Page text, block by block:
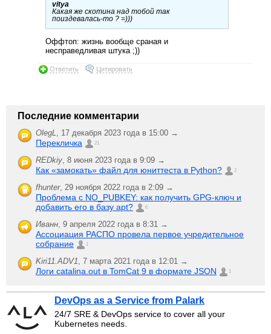
vitya
Какая же скотина над тобой так
поиздевалась-то ? =)))
Оффтоп: жизнь вообще сраная и
несправедливая штука ;))
Ответить Цитировать
Последние комментарии
OlegL, 17 декабря 2023 года в 15:00 →
Перекличка 21
REDkiy, 8 июня 2023 года в 9:09 →
Как «замокать» файл для юниттеста в Python? 2
fhunter, 29 ноября 2022 года в 2:09 →
Проблема с NO_PUBKEY: как получить GPG-ключ и
добавить его в базу apt?
6
Иванн, 9 апреля 2022 года в 8:31 →
Ассоциация РАСПО провела первое учредительное
собрание
1
Kiri11.ADV1, 7 марта 2021 года в 12:01 →
Логи catalina.out в TomCat 9 в формате JSON 1
DevOps as a Service from Palark
24/7 SRE & DevOps service to cover all your
Kubernetes needs.